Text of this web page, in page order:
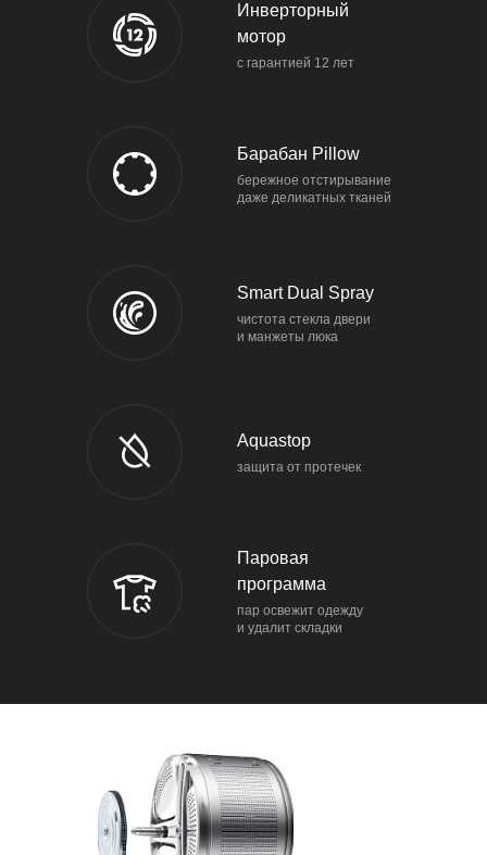
Инверторный
мотор
с гарантией 12 лет
Барабан Pillow
бережное отстирывание
даже деликатных тканей
Smart Dual Spray
чистота стекла двери
и манжеты люка
Aquastop
защита от протечек
Паровая
программа
пар освежит одежду
и удалит складки